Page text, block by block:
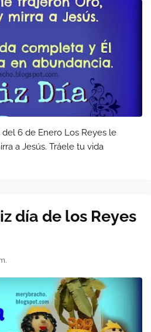
Enero Los Reyes le
Tráele tu vida
día de los Reyes